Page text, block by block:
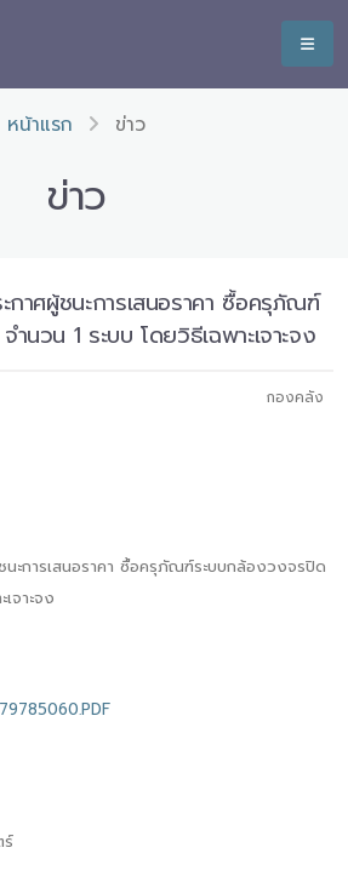
หน้าแรก ข่าว
ข่าว
าศผู้ชนะการเสนอราคา ซื้อครุภัณฑ์
นวน 1 ระบบ โดยวิธีเฉพาะเจาะจง
กองคลัง
ะการเสนอราคา ซื้อครุภัณฑ์ระบบกล้องวงจรปิด
จาะจง
ร์